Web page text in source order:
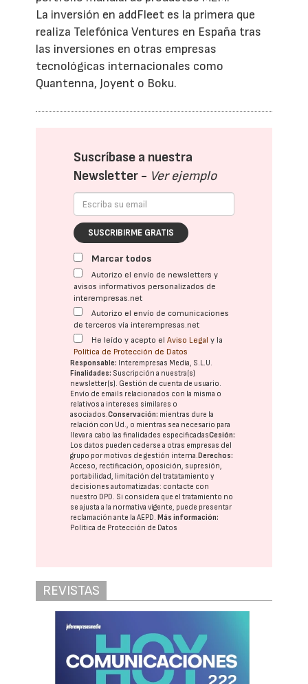
La inversión en addFleet es la primera que
realiza Telefónica Ventures en España tras
las inversiones en otras empresas
tecnológicas internacionales como
Quantenna, Joyent o Boku.
Suscríbase a nuestra
Newsletter - Ver ejemplo
SUSCRIBIRME GRATIS
Marcar todos
Autorizo el envío de newsletters y
avisos informativos personalizados de
interempresas.net
Autorizo el envío de comunicaciones
de terceros vía interempresas.net
He leído y acepto elAviso Legal y la
Política de Protección de Datos
Responsable: Interempresas Media, S.L.U.
Finalidades: Suscripción a nuestra(s)
newsletter(s). Gestión de cuenta de usuario.
Envío de emails relacionados con la misma o
relativos a intereses similares o
asociados.Conservación: mientras dure la
relación con Ud., o mientras sea necesario para
llevar a cabo las finalidades especificadasCesión:
Los datos pueden cederse a otras empresas del
grupo por motivos de gestión interna. Derechos:
Acceso, rectificación, oposición, supresión,
portabilidad, limitación del tratatamiento y
decisiones automatizadas: contacte con
nuestro DPD. Si considera que el tratamiento no
se ajusta a la normativa vigente, puede presentar
reclamación ante laAEPD. Más información:
Política de Protección de Datos
REVISTAS